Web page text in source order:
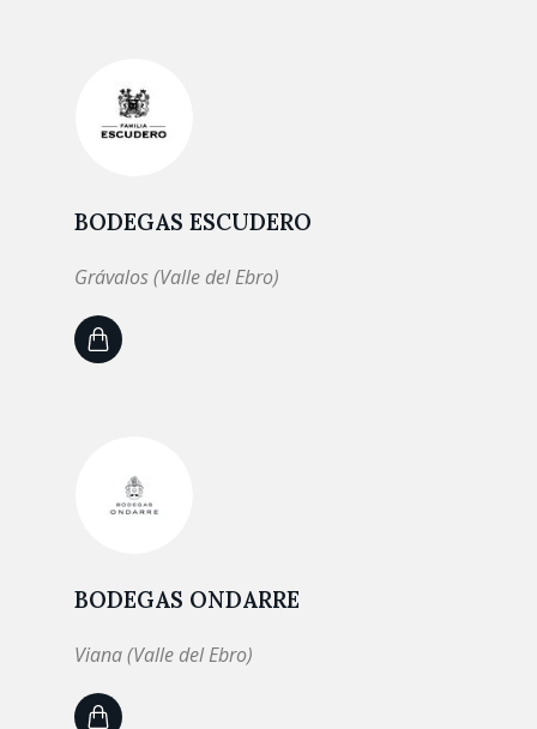
BODEGAS ESCUDERO
Grávalos (Valle del Ebro)
BODEGAS ONDARRE
Viana (Valle del Ebro)